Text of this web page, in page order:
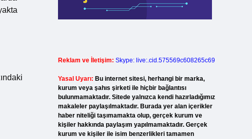
Reklam ve İletişim: Skype: live:.cid.575569c608265c69
Yasal Uyarı: Bu internet sitesi, herhangi bir marka,
kurum veya şahıs şirketi ile hiçbir bağlantısı
bulunmamaktadır. Sitede yalnızca kendi hazırladığımız
makaleler paylaşılmaktadır. Burada yer alan içerikler
haber niteliği taşımamakta olup, gerçek kurum ve
kişiler hakkında paylaşım yapılmamaktadır. Gerçek
kurum ve kişiler ile isim benzerlikleri tamamen